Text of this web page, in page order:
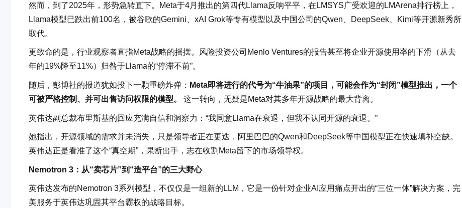
然而，到了2025年，形势急转直下。Meta于4月推出的第四代Llama反响平平，在LMSYS广受欢迎的LMArena排行榜上，
Llama模型已跌出前100名，被谷歌的Gemini、xAI Grok等专有模型以及中国公司的Qwen、DeepSeek、Kimi等开源新秀所
取代。
更致命的是，行业观察者直指Meta战略的摇摆。风险投资公司Menlo Ventures的报告甚至将企业开源使用率的下滑（从去
年的19%降至11%）归咎于Llama的“停滞不前”。
随后，彭博社的报道犹如投下一颗重磅炸弹： Meta即将进行的代号为“牛油果”的项目，可能会作为“封闭”模型推出，一个
可被严格控制、并可出售访问权限的模型。
这一转向，无疑是Meta对其多年开源战略的最大背离。
英伟达副总裁布里斯基的回应充满自信和洞察力：“我同意Llama在衰退，但我不认同开源的衰退。”
她指出，开源领域的需求并未消失，只是领导者正在更迭，阿里巴巴的Qwen和DeepSeek等中国模型正在快速填补空缺。
英伟达正是看准了这个“真空期”，果断出手，志在收割Meta留下的市场领导权。
Nemotron 3：从“卖芯片”到“造平台”的三大野心
英伟达发布的Nemotron 3系列模型，不仅仅是一组新的LLM，它是一份针对企业AI应用痛点开出的“三位一体”解决方案，完
美服务于英伟达巩固其平台霸权的战略目标。